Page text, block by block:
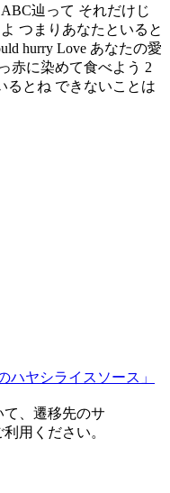
辿って それだけじ
つまりあなたといると
hurry Love あなたの愛
赤に染めて食べよう 2
るとね できないことは
ハヤシライスソース」
、遷移先のサ
用ください。